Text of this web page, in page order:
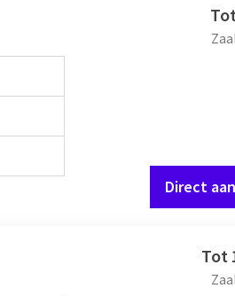
Direct
Tot